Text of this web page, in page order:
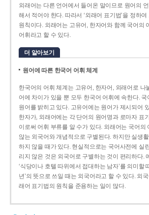
외래어는 다른 언어에서 들어온 말이므로 원어의
해서 적어야 한다. 따라서 ‘외래어 표기법’을 정하여
원칙이다. 외래어는 고유어, 한자어와 함께 국어의
어휘라고 할 수 있다.
더 알아보기
원어에 따른 한국어 어휘 체계
한국어의 어휘 체계는 고유어, 한자어, 외래어로 나
어에 차이가 있을 뿐 모두 한국어 어휘에 속한다. 국
원어를 밝히고 있다. 고유어에는 원어가 제시되어
한자가, 외래어에는 각 단어의 원어명과 로마자 표
이로써 어휘 부류를 알 수가 있다. 외래어는 국어의
않는 외국어와 개념적으로 구별된다. 하지만 실생
하지 않을 때가 있다. 현실적으로는 국어사전에 실
리지 않은 것은 외국어로 구별하는 것이 편리하다.
‘식당이나 호텔 따위에서 접대하는 남자’를 의미할
년’의 뜻으로 쓰일 때는 외국어라고 할 수 있다. 외
래어 표기법의 원칙을 준용하는 일이 많다.